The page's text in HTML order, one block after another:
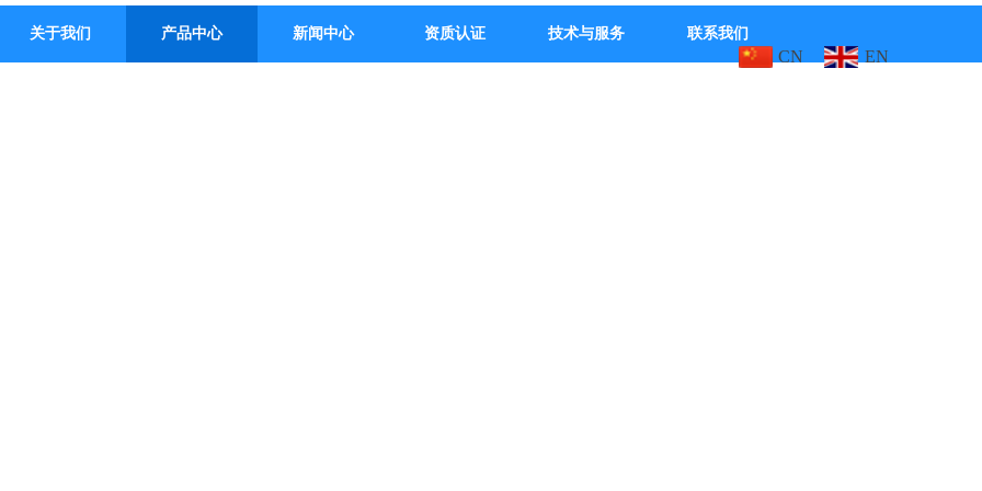
EN
CN
关于我们 产品中心 新闻中心 资质认证 技术与服务 联系我们